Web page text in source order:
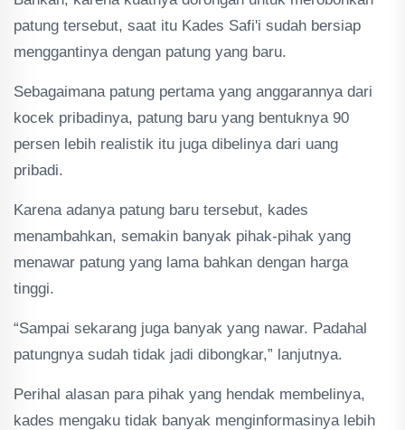
patung tersebut, saat itu Kades Safi'i sudah bersiap
menggantinya dengan patung yang baru.
Sebagaimana patung pertama yang anggarannya dari
kocek pribadinya, patung baru yang bentuknya 90
persen lebih realistik itu juga dibelinya dari uang
pribadi.
Karena adanya patung baru tersebut, kades
menambahkan, semakin banyak pihak-pihak yang
menawar patung yang lama bahkan dengan harga
tinggi.
“Sampai sekarang juga banyak yang nawar. Padahal
patungnya sudah tidak jadi dibongkar,” lanjutnya.
Perihal alasan para pihak yang hendak membelinya,
kades mengaku tidak banyak menginformasinya lebih